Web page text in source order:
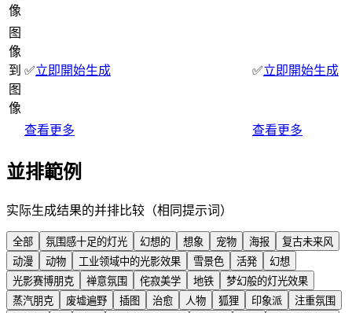
像
图
像
到
图
像
✅立即開始生成 ✅立即開始生成
查看更多 查看更多
並排範例
实际生成结果的并排比较（相同提示词）
全部 氛围感十足的灯光 幻想的 想象 宠物 海报
复古未来风
动漫
动物 工业领域中的光影效果 雪景色 活発
幻想
光影赛博朋克
禅意氛围 侘寂美学 地铁
梦幻般的灯光效果
蒸汽朋克
废墟遍野 插图 治愈 人物 狐狸 印象派
注重氛围